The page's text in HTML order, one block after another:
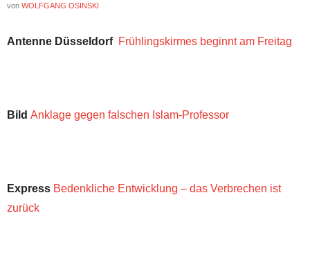
von WOLFGANG OSINSKI
Antenne Düsseldorf Frühlingskirmes beginnt am Freitag
Bild Anklage gegen falschen Islam-Professor
Express Bedenkliche Entwicklung – das Verbrechen ist
zurück